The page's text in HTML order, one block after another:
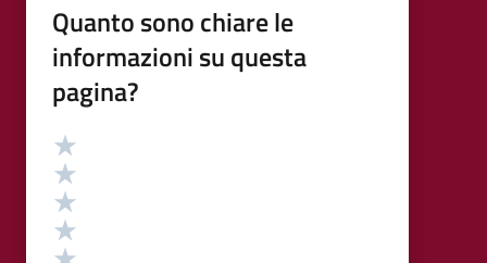
Quanto sono chiare le
informazioni su questa
pagina?
Valutazione